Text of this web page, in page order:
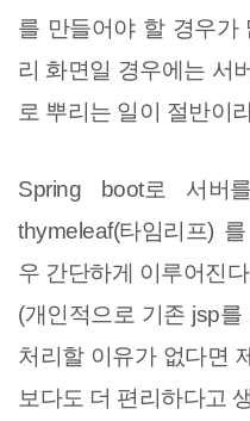
를 만들어야 할 경우가
리 화면일 경우에는 서
로 뿌리는 일이 절반이
Spring boot로 서버
thymeleaf(타임리프)
우 간단하게 이루어진
(개인적으로 기존 jsp
처리할 이유가 없다면
보다도 더 편리하다고
종목분석